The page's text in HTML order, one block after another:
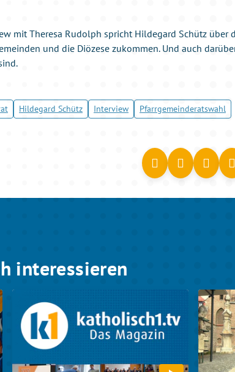
mit Theresa Rudolph spricht Hildegard Schütz über
und die Diözese zukommen. Und auch
Hildegard Schütz Interview Pfarrgemeinderatswahl
interessieren